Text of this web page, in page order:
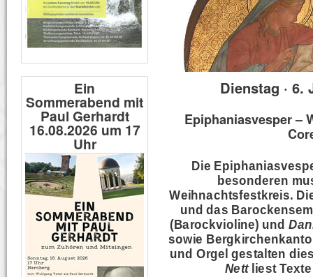
Dienstag · 6.
Epiphaniasvesper –
Die
besonderen
Weihnachtsfestkreis.
und das
(Barockvioline) und
sowie
und Orgel gestalten
Nettliest
Ein
Sommerabend mit
Paul Gerhardt
16.08.2026 um 17
Uhr